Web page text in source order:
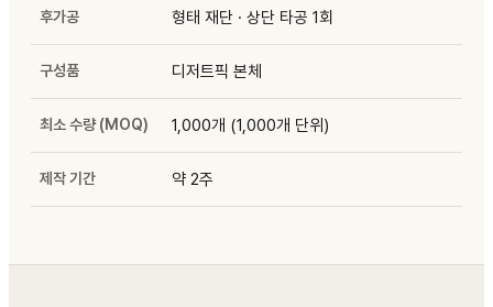
후가공 형태 재단 · 상단 타공 1회
구성품 디저트픽 본체
최소 수량 (MOQ) 1,000개 (1,000개 단위)
제작 기간 약 2주